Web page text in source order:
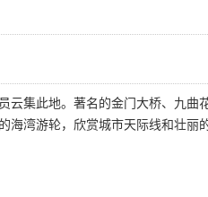
云集此地。著名的金门大桥、九曲
湾游轮，欣赏城市天际线和壮丽